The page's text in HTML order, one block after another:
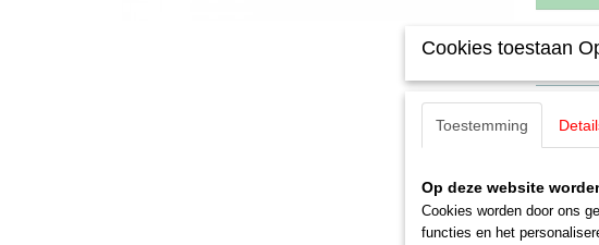
Schaal
Nieuw
Set van
Cookies toestaan
Toestemming
Op deze website
Cookies worden door ons
functies en het